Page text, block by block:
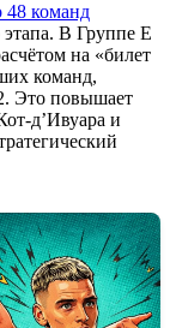
команд
В Группе E
на «билет
команд,
Это повышает
д’Ивуара и